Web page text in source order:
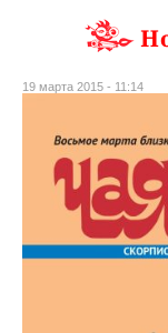
19 марта 2015 - 11:14